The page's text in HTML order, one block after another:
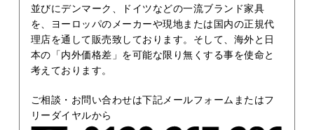
並びにデンマーク、ドイツなどの一流ブランド家具
を、ヨーロッパのメーカーや現地または国内の正規代
理店を通して販売致しております。そして、海外と日
本の「内外価格差」を可能な限り無くする事を使命と
考えております。
ご相談・お問い合わせは下記メールフォームまたはフ
リーダイヤルから